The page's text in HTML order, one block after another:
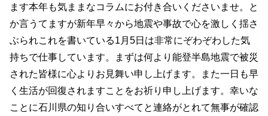
ます本年も気ままなコラムにお付き合いくださいませ。と
か言うてますが新年早々から地震や事故で心を激しく揺さ
ぶられこれを書いている1月5日は非常にぞわぞわした気
持ちで仕事しています。まずは何より能登半島地震で被災
された皆様に心よりお見舞い申し上げます。また一日も早
く生活が回復されますことをお祈り申し上げます。幸いな
ことに石川県の知り合いすべてと連絡がとれて無事が確認